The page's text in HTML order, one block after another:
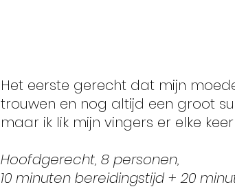
Het eerste gerecht dat mijn
trouwen en nog altijd een groot
maar ik lik mijn vingers er elke
Hoofdgerecht, 8 personen,
10 minuten bereidingstijd + 20